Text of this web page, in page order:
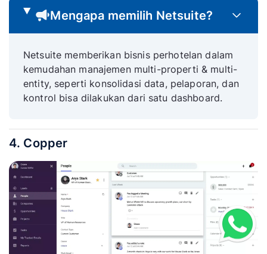
Mengapa memilih Netsuite?
Netsuite memberikan bisnis perhotelan dalam
kemudahan manajemen multi-properti & multi-
entity, seperti konsolidasi data, pelaporan, dan
kontrol bisa dilakukan dari satu dashboard.
4. Copper